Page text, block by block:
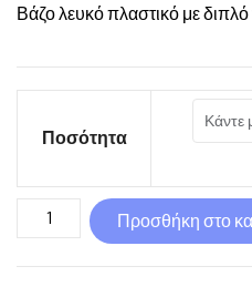
Βάζο λευκό πλαστικό με
Ποσότητα
Βάζο
λευκό
Προσθήκη στο